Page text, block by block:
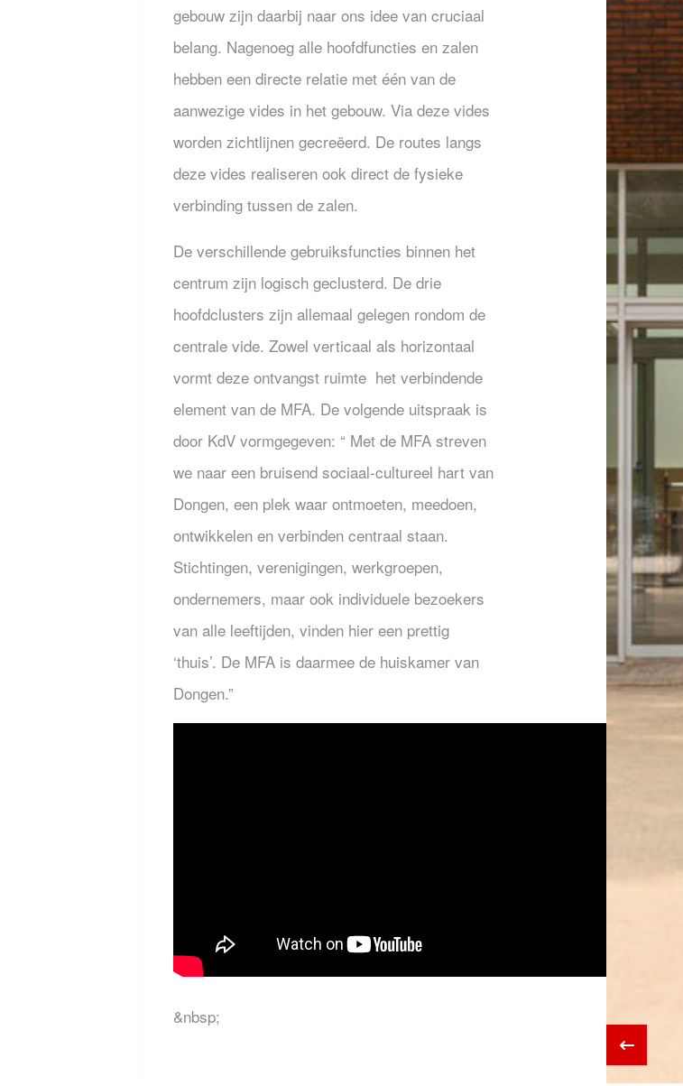
gebouw zijn daarbij naar ons idee van cruciaal
belang. Nagenoeg alle hoofdfuncties en zalen
hebben een directe relatie met één van de
aanwezige vides in het gebouw. Via deze vides
worden zichtlijnen gecreëerd. De routes langs
deze vides realiseren ook direct de fysieke
verbinding tussen de zalen.
De verschillende gebruiksfuncties binnen het
centrum zijn logisch geclusterd. De drie
hoofdclusters zijn allemaal gelegen rondom de
centrale vide. Zowel verticaal als horizontaal
vormt deze ontvangst ruimte het verbindende
element van de MFA. De volgende uitspraak is
door KdV vormgegeven: “ Met de MFA streven
we naar een bruisend sociaal-cultureel hart van
Dongen, een plek waar ontmoeten, meedoen,
ontwikkelen en verbinden centraal staan.
Stichtingen, verenigingen, werkgroepen,
ondernemers, maar ook individuele bezoekers
van alle leeftijden, vinden hier een prettig
‘thuis’. De MFA is daarmee de huiskamer van
Dongen.”
&nbsp;